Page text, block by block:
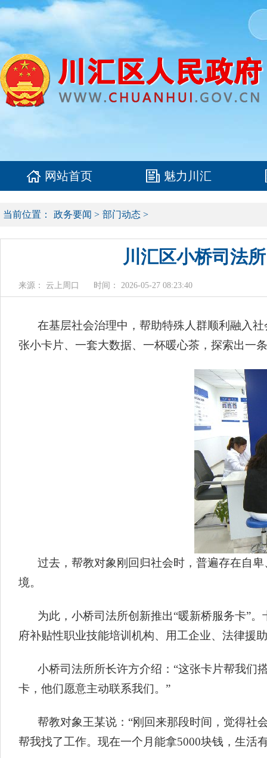
网站首页 魅力川汇
当前位置： 政务要闻 > 部门动态 >
川汇区小桥司法
来源： 云上周口 时间： 2026-05-27 08:23:40
在基层社会治理中，帮助特殊人群顺利融入
张小卡片、一套大数据、一杯暖心茶，探索出一
过去，帮教对象刚回归社会时，普遍存在自
境。
为此，小桥司法所创新推出“暖新桥服务卡”
府补贴性职业技能培训机构、用工企业、法律援
小桥司法所所长许方介绍：“这张卡片帮我们
卡，他们愿意主动联系我们。”
帮教对象王某说：“刚回来那段时间，觉得社
帮我找了工作。现在一个月能拿5000块钱，生活